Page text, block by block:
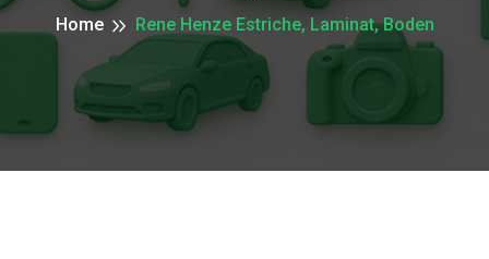
Home Rene Henze Estriche, Laminat, Boden